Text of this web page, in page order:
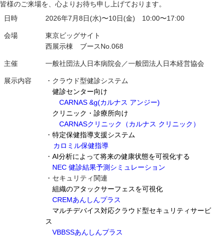
皆様のご来場を、心よりお待ち申し上げております。
日時
2026年7月8日(水)〜10日(金) 10:00〜17:00
会場
東京ビッグサイト
西展示棟 ブースNo.068
主催 一般社団法人日本病院会／一般団法人日本経営協会
展示内容
・クラウド型健診システム
健診センター向け
CARNAS &g(カルナス アンジー)
クリニック・診療所向け
CARNASクリニック（カルナス クリニック）
・ 特定保健指導支援システム
カロミル保健指導
・ AI分析によって将来の健康状態を可視化する
NEC 健診結果予測シミュレーション
・セキュリティ関連
組織のアタックサーフェスを可視化
CREMあんしんプラス
マルチデバイス対応クラウド型セキュリティサービ
ス
VBBSSあんしんプラス